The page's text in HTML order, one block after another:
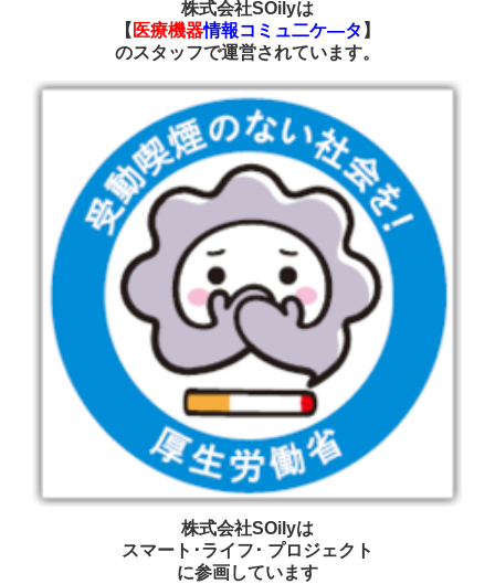
株式会社SOilyは
【 医療機器情報コミュ二ケ―タ 】
のスタッフで運営されています。
株式会社SOilyは
スマート･ライフ･ プロジェクト
に参画しています